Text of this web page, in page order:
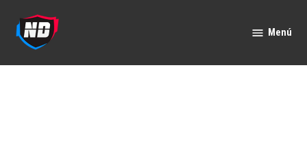
contenido
Menú